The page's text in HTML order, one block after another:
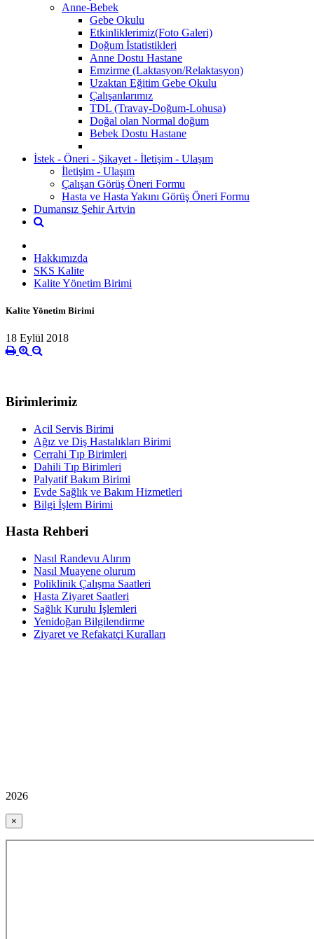
Anne-Bebek
Gebe Okulu
Etkinliklerimiz(Foto Galeri)
Doğum İstatistikleri
Anne Dostu Hastane
Emzirme (Laktasyon/Relaktasyon)
Uzaktan Eğitim Gebe Okulu
Çalışanlarımız
TDL (Travay-Doğum-Lohusa)
Doğal olan Normal doğum
Bebek Dostu Hastane
İstek - Öneri - Şikayet - İletişim - Ulaşım
İletişim - Ulaşım
Çalışan Görüş Öneri Formu
Hasta ve Hasta Yakını Görüş Öneri Formu
Dumansız Şehir Artvin
Hakkımızda
SKS Kalite
Kalite Yönetim Birimi
Kalite Yönetim Birimi
18 Eylül 2018
Birimlerimiz
Acil Servis Birimi
Ağız ve Diş Hastalıkları Birimi
Cerrahi Tıp Birimleri
Dahili Tıp Birimleri
Palyatif Bakım Birimi
Evde Sağlık ve Bakım Hizmetleri
Bilgi İşlem Birimi
Hasta Rehberi
Nasıl Randevu Alırım
Nasıl Muayene olurum
Poliklinik Çalışma Saatleri
Hasta Ziyaret Saatleri
Sağlık Kurulu İşlemleri
Yenidoğan Bilgilendirme
Ziyaret ve Refakatçi Kuralları
2026
×